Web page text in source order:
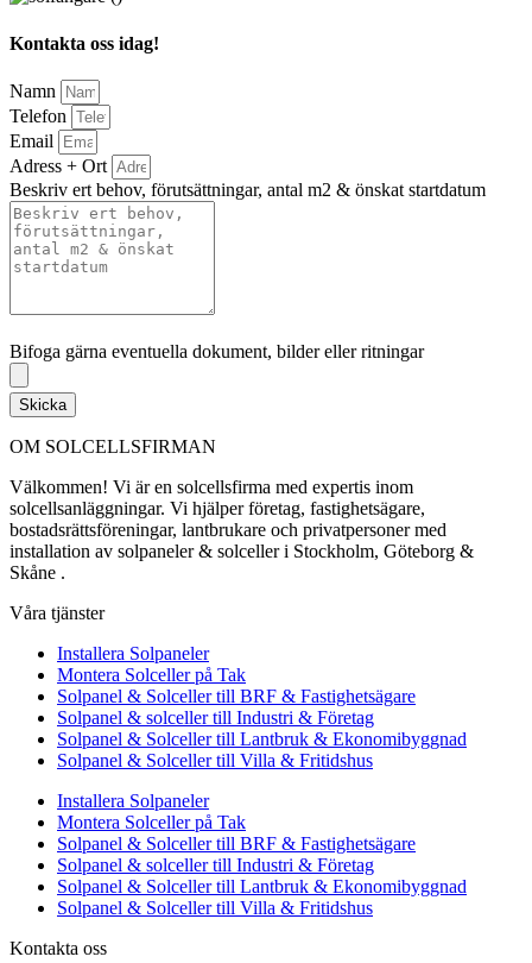
Kontakta oss idag!
Namn
Telefon
Email
Adress + Ort
Beskriv ert behov, förutsättningar, antal m2 & önskat startdatum
Bifoga gärna eventuella dokument, bilder eller ritningar
Skicka
OM SOLCELLSFIRMAN
Välkommen! Vi är en solcellsfirma med expertis inom
solcellsanläggningar. Vi hjälper företag, fastighetsägare,
bostadsrättsföreningar, lantbrukare och privatpersoner med
installation av solpaneler & solceller i Stockholm, Göteborg &
Skåne .
Våra tjänster
Installera Solpaneler
Montera Solceller på Tak
Solpanel & Solceller till BRF & Fastighetsägare
Solpanel & solceller till Industri & Företag
Solpanel & Solceller till Lantbruk & Ekonomibyggnad
Solpanel & Solceller till Villa & Fritidshus
Installera Solpaneler
Montera Solceller på Tak
Solpanel & Solceller till BRF & Fastighetsägare
Solpanel & solceller till Industri & Företag
Solpanel & Solceller till Lantbruk & Ekonomibyggnad
Solpanel & Solceller till Villa & Fritidshus
Kontakta oss